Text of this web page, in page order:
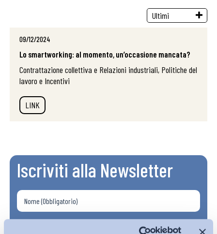
09/12/2024
Lo smartworking: al momento, un’occasione mancata?
Contrattazione collettiva e Relazioni industriali, Politiche del
lavoro e Incentivi
LINK
Iscriviti alla Newsletter